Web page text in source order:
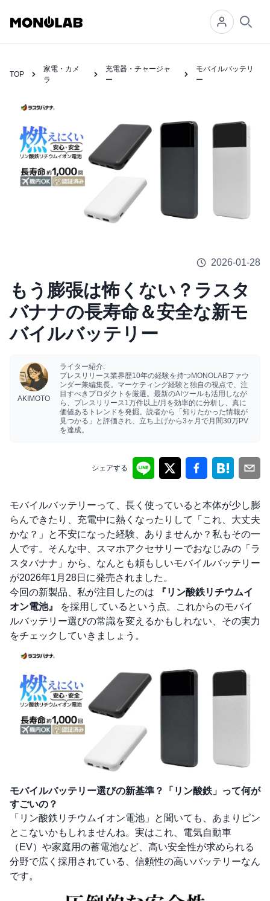
TOP
家電・カメ
ラ
充電器・チャージャ
ー
モバイルバッテリ
ー
2026-01-28
もう膨張は怖くない？ラスタ
バナナの長寿命＆安全な新モ
バイルバッテリー
AKIMOTO
ライター紹介:
プレスリリース業界歴10年の経験を持つMONOLABファウ
ンダー兼編集長。マーケティング経験と独自の視点で、注
目すべきプロダクトを厳選。最新のAIツールも活用しなが
ら、プレスリリース1万件以上/月を効率的に分析し、真に
価値あるトレンドを発掘。読者から「知りたかった情報が
見つかる」と評価され、立ち上げから3ヶ月で月間30万PV
を達成。
シェアする
モバイルバッテリーって、長く使っていると本体が少し膨
らんできたり、充電中に熱くなったりして「これ、大丈夫
かな？」と不安になった経験、ありませんか？私もその一
人です。そんな中、スマホアクセサリーでおなじみの「ラ
スタバナナ」から、なんとも頼もしいモバイルバッテリー
が2026年1月28日に発売されました。
今回の新製品、私が注目したのは
『リン酸鉄リチウムイ
オン電池』
を採用しているという点。これからのモバイ
ルバッテリー選びの常識を変えるかもしれない、その実力
をチェックしていきましょう。
モバイルバッテリー選びの新基準？「リン酸鉄」って何が
すごいの？
「リン酸鉄リチウムイオン電池」と聞いても、あまりピン
とこないかもしれませんね。実はこれ、電気自動車
（EV）や家庭用の蓄電池など、高い安全性が求められる
分野で広く採用されている、信頼性の高いバッテリーなん
です。